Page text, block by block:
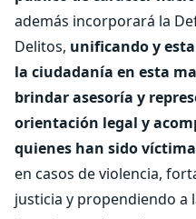
además incorporará la
Delitos, unificando y
la ciudadanía en esta
brindar asesoría y
orientación legal y
quienes han sido
en casos de violencia,
justicia y propendiendo a